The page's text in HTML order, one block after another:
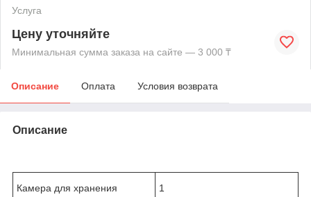
Услуга
Цену уточняйте
Минимальная сумма заказа на сайте — 3 000 ₸
Описание Оплата Условия возврата
Описание
Камера для хранения
1